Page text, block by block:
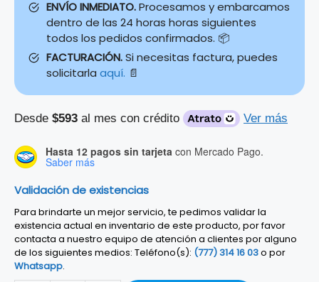
ENVÍO INMEDIATO.Procesamos y embarcamos
dentro de las 24 horas horas siguientes
todos los pedidos confirmados. 📦
FACTURACIÓN.Si necesitas factura, puedes
solicitarla aquí. 📄
Desde $593 al mes con crédito Ver más
Hasta 12 pagos sin tarjeta con Mercado Pago.
Saber más
Validación de existencias
Para brindarte un mejor servicio, te pedimos validar la
existencia actual en inventario de este producto, por favor
contacta a nuestro equipo de atención a clientes por alguno
de los siguientes medios: Teléfono(s): (777) 314 16 03o por
Whatsapp.